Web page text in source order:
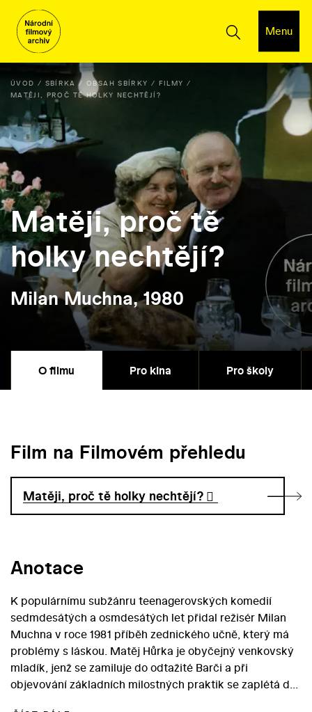
Menu
ÚVOD SBÍRKA OBSAH SBÍRKY
FILMY
MATĚJI, PROČ TĚ HOLKY NECHTĚJÍ?
Matěji, proč tě
holky nechtějí?
Milan Muchna, 1980
O filmu Pro kina Pro školy
Film na Filmovém přehledu
Matěji, proč tě holky nechtějí?
Anotace
K populárnímu subžánru teenagerovských komedií
sedmdesátých a osmdesátých let přidal režisér Milan
Muchna v roce 1981 příběh zednického učně, který má
problémy s láskou. Matěj Hůrka je obyčejný venkovský
mladík, jenž se zamiluje do odtažité Barči a při
objevování základních milostných praktik se zaplétá do